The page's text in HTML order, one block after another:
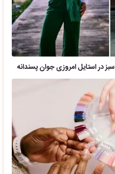
در استایل امروزی جوان پسندانه